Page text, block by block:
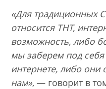
«Для традиционных
относится ТНТ,
возможность, либо
мы заберем под
интернете, либо они
нам», — говорит в